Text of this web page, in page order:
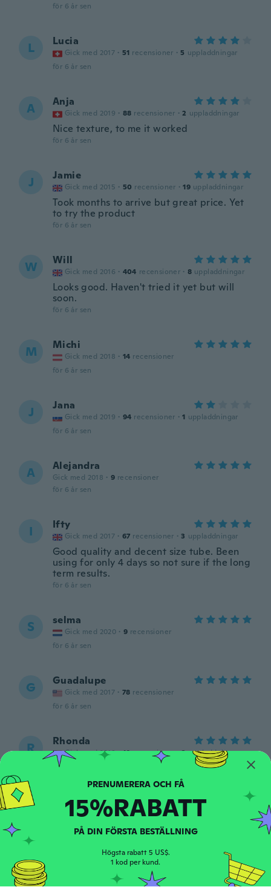
för 6 år sen
L Lucia
Gick med 2017 · 51 recensioner · 5 uppladdningar
för 6 år sen
A Anja
Gick med 2019 · 88 recensioner · 2 uppladdningar
Nice texture, to me it worked
för 6 år sen
J Jamie
Gick med 2015 · 50 recensioner · 19 uppladdningar
Took months to arrive but great price. Yet
to try the product
för 6 år sen
W Will
Gick med 2016 · 404 recensioner · 8 uppladdningar
Looks good. Haven't tried it yet but will
soon.
för 6 år sen
M Michi
Gick med 2018 · 14 recensioner
för 6 år sen
J Jana
Gick med 2019 · 94 recensioner · 1 uppladdningar
för 6 år sen
A Alejandra
Gick med 2018 · 9 recensioner
för 6 år sen
I Ifty
Gick med 2017 · 67 recensioner · 3 uppladdningar
Good quality and decent size tube. Been
using for only 4 days so not sure if the long
term results.
för 6 år sen
S selma
Gick med 2020 · 9 recensioner
för 6 år sen
G Guadalupe
Gick med 2017 · 78 recensioner
för 6 år sen
R Rhonda
Gick med 2019 · 10 recensioner · 3 uppladdningar
för 6 år sen
F Faye
Gick med 2017 · 36 recensioner ·
för 6 år sen
M
recensioner
PRENUMERERA OCH FÅ
15%RABATT
PÅ DIN FÖRSTA BESTÄLLNING
Högsta rabatt 5 US$.
1 kod per kund.